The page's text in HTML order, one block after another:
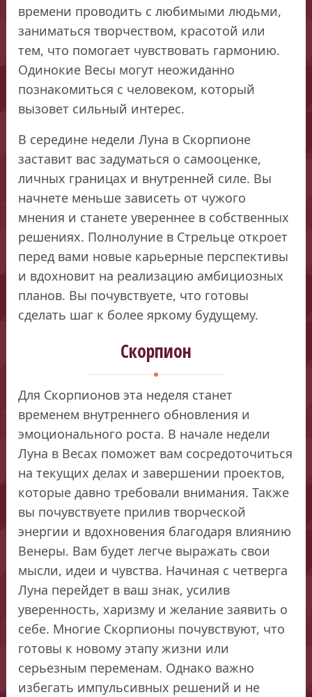
времени проводить с любимыми людьми,
заниматься творчеством, красотой или
тем, что помогает чувствовать гармонию.
Одинокие Весы могут неожиданно
познакомиться с человеком, который
вызовет сильный интерес.
В середине недели Луна в Скорпионе
заставит вас задуматься о самооценке,
личных границах и внутренней силе. Вы
начнете меньше зависеть от чужого
мнения и станете увереннее в собственных
решениях. Полнолуние в Стрельце откроет
перед вами новые карьерные перспективы
и вдохновит на реализацию амбициозных
планов. Вы почувствуете, что готовы
сделать шаг к более яркому будущему.
Скорпион
Для Скорпионов эта неделя станет
временем внутреннего обновления и
эмоционального роста. В начале недели
Луна в Весах поможет вам сосредоточиться
на текущих делах и завершении проектов,
которые давно требовали внимания. Также
вы почувствуете прилив творческой
энергии и вдохновения благодаря влиянию
Венеры. Вам будет легче выражать свои
мысли, идеи и чувства. Начиная с четверга
Луна перейдет в ваш знак, усилив
уверенность, харизму и желание заявить о
себе. Многие Скорпионы почувствуют, что
готовы к новому этапу жизни или
серьезным переменам. Однако важно
избегать импульсивных решений и не